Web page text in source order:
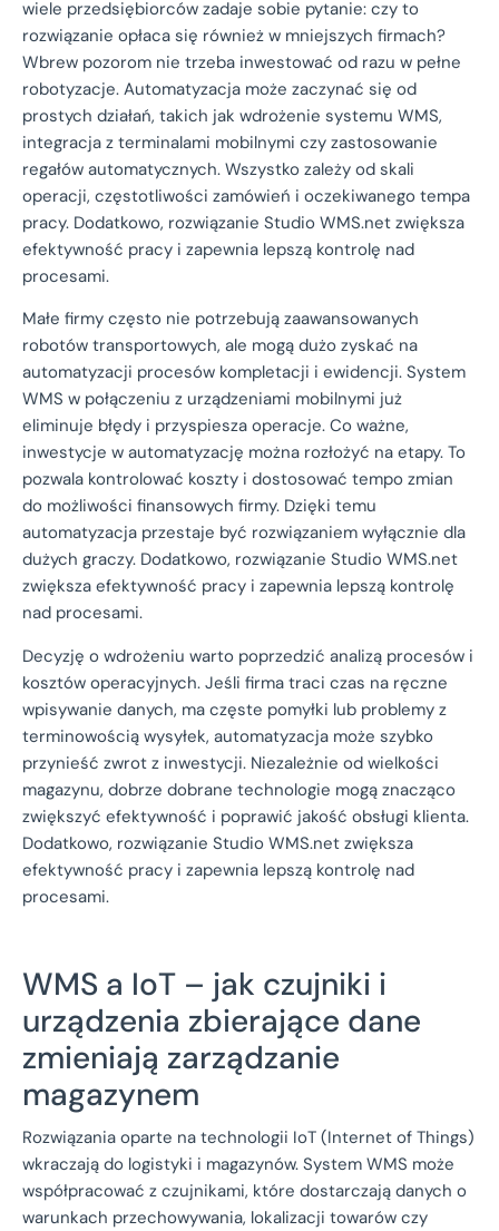
wiele przedsiębiorców zadaje sobie pytanie: czy to
rozwiązanie opłaca się również w mniejszych firmach?
Wbrew pozorom nie trzeba inwestować od razu w pełne
robotyzacje. Automatyzacja może zaczynać się od
prostych działań, takich jak wdrożenie systemu WMS,
integracja z terminalami mobilnymi czy zastosowanie
regałów automatycznych. Wszystko zależy od skali
operacji, częstotliwości zamówień i oczekiwanego tempa
pracy. Dodatkowo, rozwiązanie Studio WMS.net zwiększa
efektywność pracy i zapewnia lepszą kontrolę nad
procesami.
Małe firmy często nie potrzebują zaawansowanych
robotów transportowych, ale mogą dużo zyskać na
automatyzacji procesów kompletacji i ewidencji. System
WMS w połączeniu z urządzeniami mobilnymi już
eliminuje błędy i przyspiesza operacje. Co ważne,
inwestycje w automatyzację można rozłożyć na etapy. To
pozwala kontrolować koszty i dostosować tempo zmian
do możliwości finansowych firmy. Dzięki temu
automatyzacja przestaje być rozwiązaniem wyłącznie dla
dużych graczy. Dodatkowo, rozwiązanie Studio WMS.net
zwiększa efektywność pracy i zapewnia lepszą kontrolę
nad procesami.
Decyzję o wdrożeniu warto poprzedzić analizą procesów i
kosztów operacyjnych. Jeśli firma traci czas na ręczne
wpisywanie danych, ma częste pomyłki lub problemy z
terminowością wysyłek, automatyzacja może szybko
przynieść zwrot z inwestycji. Niezależnie od wielkości
magazynu, dobrze dobrane technologie mogą znacząco
zwiększyć efektywność i poprawić jakość obsługi klienta.
Dodatkowo, rozwiązanie Studio WMS.net zwiększa
efektywność pracy i zapewnia lepszą kontrolę nad
procesami.
WMS a IoT – jak czujniki i
urządzenia zbierające dane
zmieniają zarządzanie
magazynem
Rozwiązania oparte na technologii IoT (Internet of Things)
wkraczają do logistyki i magazynów. System WMS może
współpracować z czujnikami, które dostarczają danych o
warunkach przechowywania, lokalizacji towarów czy